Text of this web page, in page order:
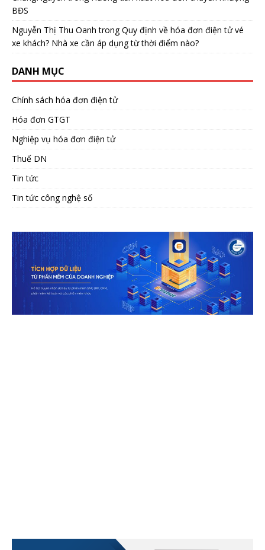
BĐS
Nguyễn Thị Thu Oanh trongQuy định về hóa đơn điện tử vé
xe khách? Nhà xe cần áp dụng từ thời điểm nào?
DANH MỤC
Chính sách hóa đơn điện tử
Hóa đơn GTGT
Nghiệp vụ hóa đơn điện tử
Thuế DN
Tin tức
Tin tức công nghệ số